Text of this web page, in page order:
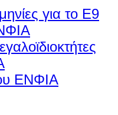
για το Ε9
ΕΝΦΙΑ